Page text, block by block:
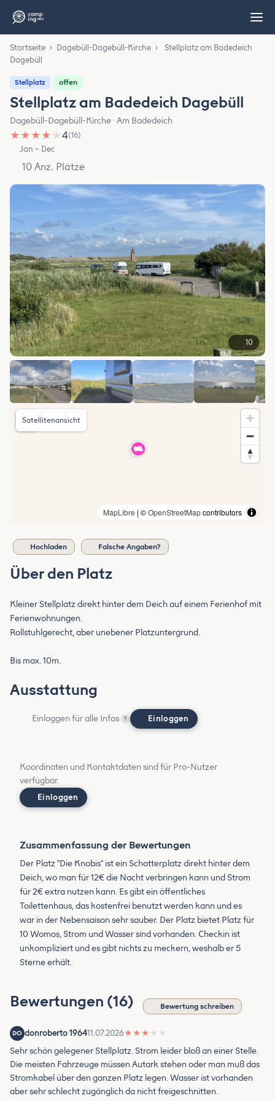
Startseite › Dagebüll-Dagebüll-Kirche ›
Stellplatz am Badedeich
Dagebüll
Stellplatz offen
Stellplatz am Badedeich Dagebüll
Dagebüll-Dagebüll-Kirche · Am Badedeich
★ ★ ★ ★ ★4(16)
Jan – Dec
10 Anz. Plätze
10
MapLibre | ©OpenStreetMapcontributors
Satellitenansicht
Hochladen Falsche Angaben?
Über den Platz
Kleiner Stellplatz direkt hinter dem Deich auf einem Ferienhof mit
Ferienwohnungen.
Rollstuhlgerecht, aber unebener Platzuntergrund.
Bis max. 10m.
Ausstattung
Einloggen für alle Infos ? Einloggen
Koordinaten und Kontaktdaten sind für Pro-Nutzer
verfügbar.
Einloggen
Zusammenfassung der Bewertungen
Der Platz "Die Knobis" ist ein Schotterplatz direkt hinter dem
Deich, wo man für 12€ die Nacht verbringen kann und Strom
für 2€ extra nutzen kann. Es gibt ein öffentliches
Toilettenhaus, das kostenfrei benutzt werden kann und es
war in der Nebensaison sehr sauber. Der Platz bietet Platz für
10 Womos, Strom und Wasser sind vorhanden. Checkin ist
unkompliziert und es gibt nichts zu meckern, weshalb er 5
Sterne erhält.
Bewertungen (16) Bewertung schreiben
DO donroberto 196411.07.2026★ ★ ★ ★ ★
Sehr schön gelegener Stellplatz. Strom leider bloß an einer Stelle.
Die meisten Fahrzeuge müssen Autark stehen oder man muß das
Stromkabel über den ganzen Platz legen. Wasser ist vorhanden
aber sehr schlecht zugänglich da nicht freigeschnitten.